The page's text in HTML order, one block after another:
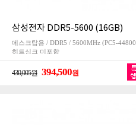
삼성전자 DDR5-5600 (16GB)
데스크탑용 / DDR5 / 5600MHz (PC5-
히트싱크 미포함
430,005원 394,500원